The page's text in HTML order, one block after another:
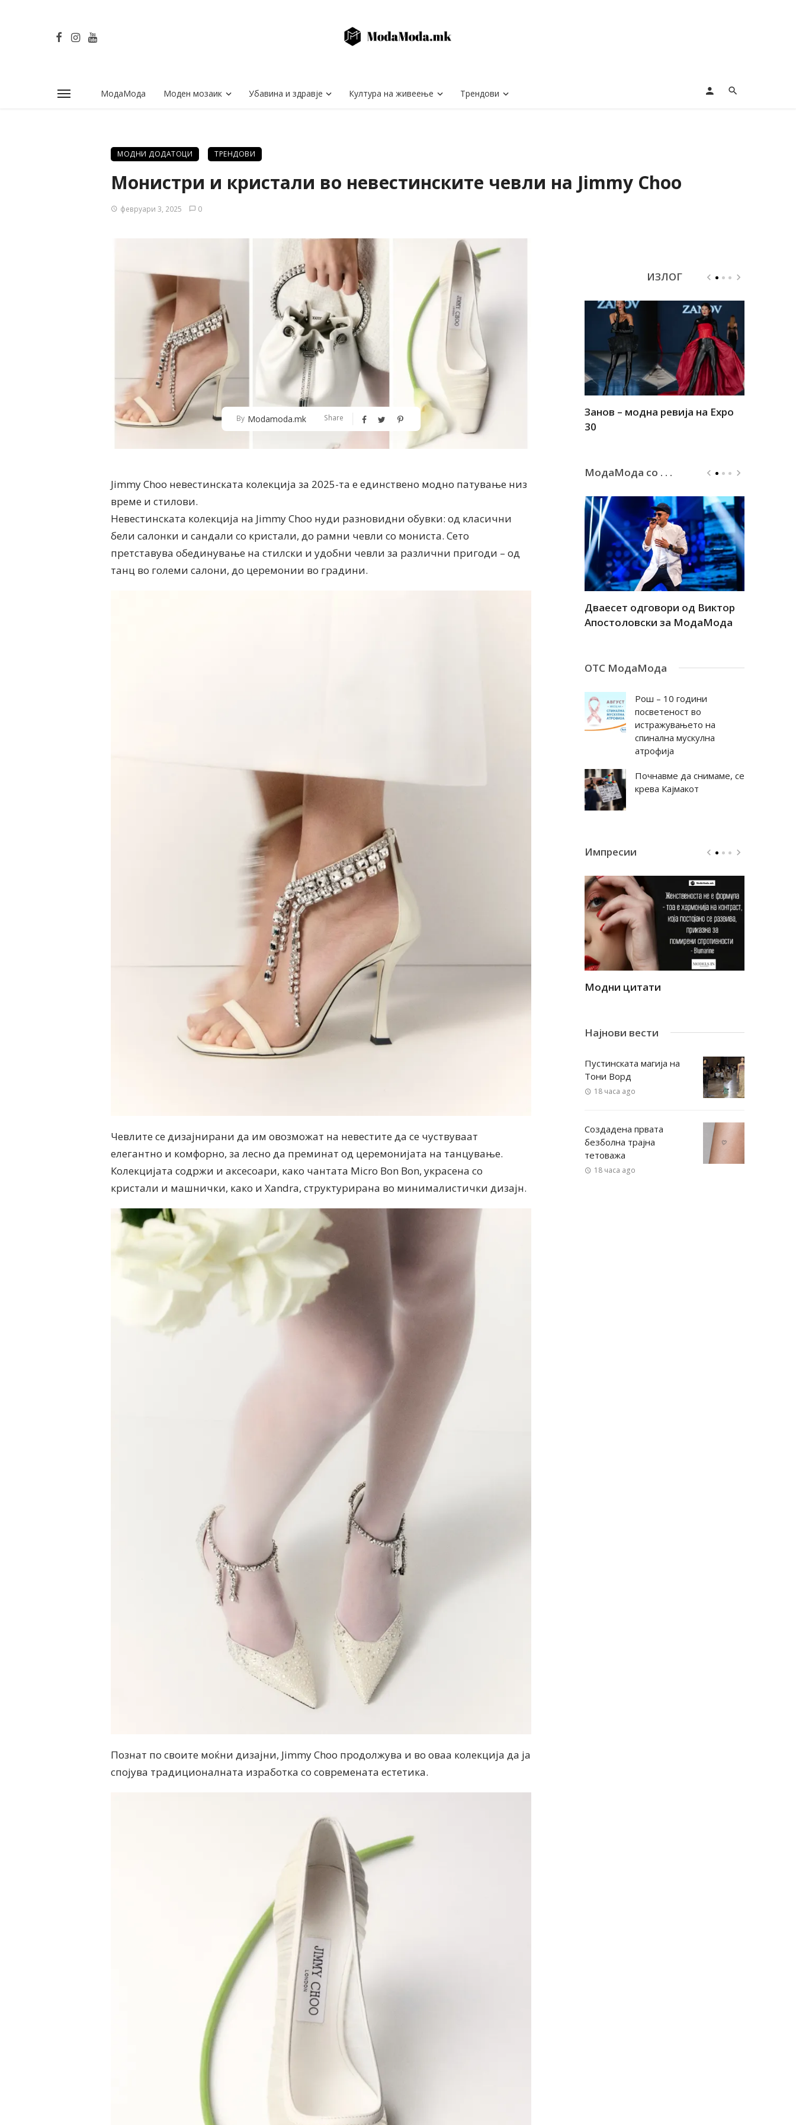
МодаМода Моден мозаик Убавина и здравје Култура на живеење Трендови
МОДНИ ДОДАТОЦИ ТРЕНДОВИ
Монистри и кристали во невестинските чевли на Jimmy Choo
февруари 3, 2025 0
By Modamoda.mk Share
Jimmy Choo невестинската колекција за 2025-та е единствено модно патување низ
време и стилови.
Невестинската колекција на Jimmy Choo нуди разновидни обувки: од класични
бели салонки и сандали со кристали, до рамни чевли со мониста. Сето
претставува обединување на стилски и удобни чевли за различни пригоди – од
танц во големи салони, до церемонии во градини.
Чевлите се дизајнирани да им овозможат на невестите да се чуствуваат
елегантно и комфорно, за лесно да преминат од церемонијата на танцување.
Колекцијата содржи и аксесоари, како чантата Micro Bon Bon, украсена со
кристали и машнички, како и Xandra, структурирана во минималистички дизајн.
Познат по своите моќни дизајни, Jimmy Choo продолжува и во оваа колекција да ја
спојува традиционалната изработка со современата естетика.
ИЗЛОГ
Алшар – модна ревија на Expo
30
Филигрански обетки
Занов – модна ревија на Expo
30
МодаМода со . . .
Дваесет одговори од Виктор
Апостоловски за МодаМода
ОТС МодаМода
Рош – 10 години
посветеност во
истражувањето на
спинална мускулна
атрофија
Почнавме да снимаме, се
крева Кајмакот
Импресии
Модни цитати Модни цитати
Најнови вести
Пустинската магија на
Тони Ворд
18 часа ago
Создадена првата
безболна трајна
тетоважа
18 часа ago